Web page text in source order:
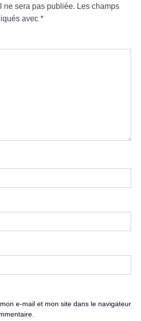
ne sera pas publiée. Les champs
avec *
e-mail et mon site dans le navigateur